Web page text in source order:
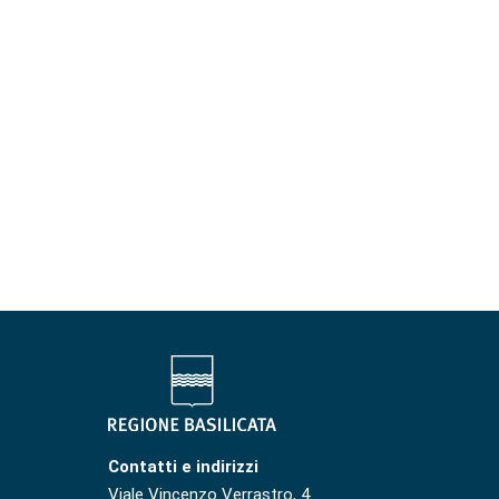
Contatti e indirizzi
Viale Vincenzo Verrastro, 4